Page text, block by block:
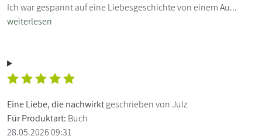
Ich war gespannt auf eine Liebesgeschichte von einem Au...
weiterlesen
Eine Liebe, die nachwirktgeschrieben von Julz
Für Produktart: Buch
28.05.2026 09:31